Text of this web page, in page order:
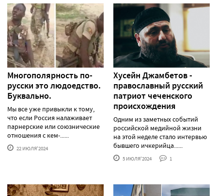
Многополярность по-
русски это людоедство.
Буквально.
Мы все уже привыкли к тому,
что если Россия налаживает
парнерские или союзнические
отношения с кем-......
22 ИЮЛЯ'2024
Хусейн Джамбетов -
православный русский
патриот чеченского
происхождения
Одним из заметных событий
российской медийной жизни
на этой неделе стало интервью
бывшего ичкерийца......
5 ИЮЛЯ'2024 1